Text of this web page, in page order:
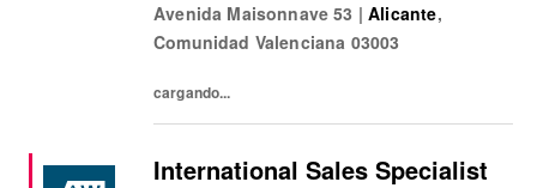
para nuestra tienda en Av. Maisonnave, 53...
Avenida Maisonnave 53 | Alicante,
Comunidad Valenciana 03003
cargando...
International Sales Specialist